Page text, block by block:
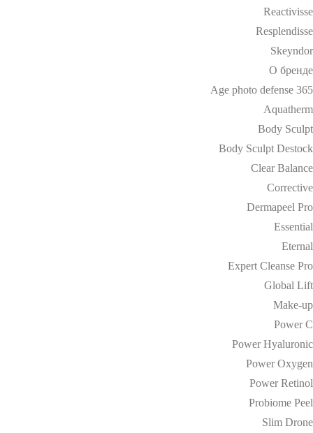
Reactivisse
Resplendisse
Skeyndor
О бренде
Age photo defense 365
Aquatherm
Body Sculpt
Body Sculpt Destock
Clear Balance
Corrective
Dermapeel Pro
Essential
Eternal
Expert Cleanse Pro
Global Lift
Make-up
Power C
Power Hyaluronic
Power Oxygen
Power Retinol
Probiome Peel
Slim Drone